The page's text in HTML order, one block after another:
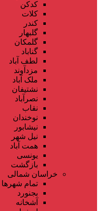
کدکن
کلات
کندر
گلبهار
گلمکان
گناباد
لطف آباد
مزدآوند
ملک آباد
نشتیفان
نصرآباد
نقاب
نوخندان
نیشابور
نیل شهر
همت آباد
یونسی
بازگشت
خراسان شمالی
تمام شهر‌ها
بجنورد
آشخانه